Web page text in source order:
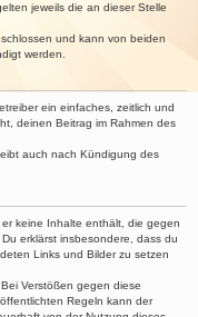
jeweils die an dieser Stelle
und kann von beiden
werden.
ein einfaches, zeitlich und
deinen Beitrag im Rahmen des
auch nach Kündigung des
keine Inhalte enthält, die gegen
erklärst insbesondere, dass du
Links und Bilder zu setzen
Verstößen gegen diese
Regeln kann der